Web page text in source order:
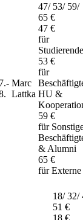
Marc
Lattka
47/ 53/ 59/
65 €
47 €
für
Studierende
53 €
für
HU &
59 €
für
& Alumni
65 €
für Externe
18/ 32/
51 €
18 €